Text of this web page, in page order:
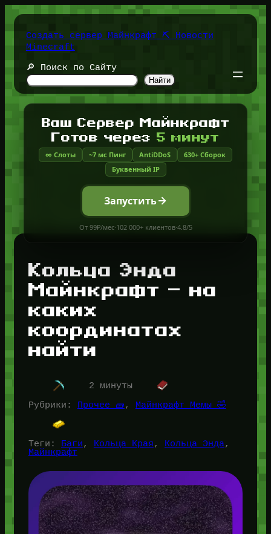
содержимому
Создать сервер Майнкрафт ⛏️ Новости
Minecraft
🔎 Поиск по Сайту
Найти
Ваш Сервер Майнкрафт
Готов через 5 минут
∞ Слоты ~7 мс Пинг AntiDDoS
630+ Сборок
Буквенный IP
Запустить
От 99₽/мес·102 000+ клиентов·4.8/5
Кольца Энда
Майнкрафт — на
каких
координатах
найти
2 минуты
Рубрики:
Прочее 🧱, Майнкрафт Мемы 🤣
Теги: Баги, Кольца Края, Кольца Энда
Майнкрафт